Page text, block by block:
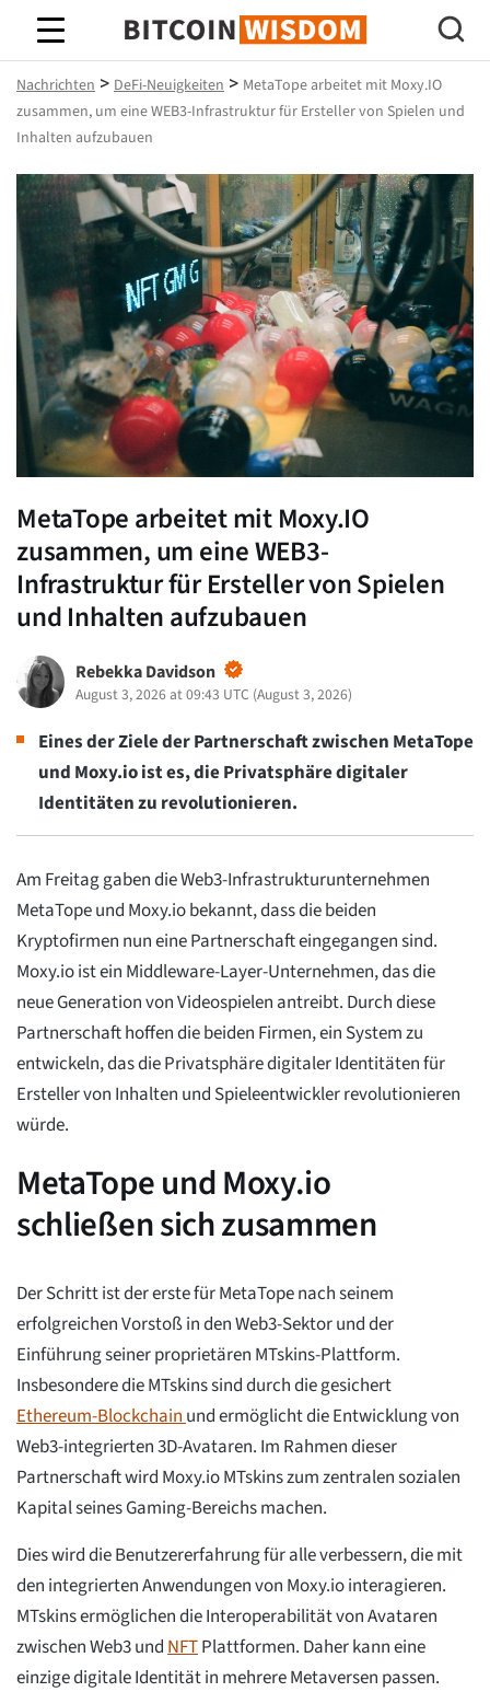
Bitcoin-Weisheit
Nachrichten > DeFi-Neuigkeiten > MetaTope arbeitet mit Moxy.IO
zusammen, um eine WEB3-Infrastruktur für Ersteller von Spielen und
Inhalten aufzubauen
MetaTope arbeitet mit Moxy.IO
zusammen, um eine WEB3-
Infrastruktur für Ersteller von Spielen
und Inhalten aufzubauen
Rebekka Davidson
August 3, 2026 at 09:43 UTC (August 3, 2026)
Eines der Ziele der Partnerschaft zwischen MetaTope
und Moxy.io ist es, die Privatsphäre digitaler
Identitäten zu revolutionieren.
Am Freitag gaben die Web3-Infrastrukturunternehmen
MetaTope und Moxy.io bekannt, dass die beiden
Kryptofirmen nun eine Partnerschaft eingegangen sind.
Moxy.io ist ein Middleware-Layer-Unternehmen, das die
neue Generation von Videospielen antreibt. Durch diese
Partnerschaft hoffen die beiden Firmen, ein System zu
entwickeln, das die Privatsphäre digitaler Identitäten für
Ersteller von Inhalten und Spieleentwickler revolutionieren
würde.
MetaTope und Moxy.io
schließen sich zusammen
Der Schritt ist der erste für MetaTope nach seinem
erfolgreichen Vorstoß in den Web3-Sektor und der
Einführung seiner proprietären MTskins-Plattform.
Insbesondere die MTskins sind durch die gesichert
Ethereum-Blockchain und ermöglicht die Entwicklung von
Web3-integrierten 3D-Avataren. Im Rahmen dieser
Partnerschaft wird Moxy.io MTskins zum zentralen sozialen
Kapital seines Gaming-Bereichs machen.
Dies wird die Benutzererfahrung für alle verbessern, die mit
den integrierten Anwendungen von Moxy.io interagieren.
MTskins ermöglichen die Interoperabilität von Avataren
zwischen Web3 und NFTPlattformen. Daher kann eine
einzige digitale Identität in mehrere Metaversen passen.